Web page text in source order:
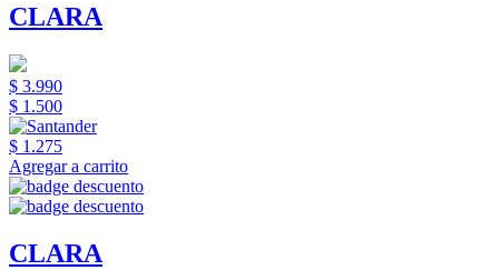
CLARA
$ 3.990
$ 1.500
$ 1.275
Agregar a carrito
CLARA